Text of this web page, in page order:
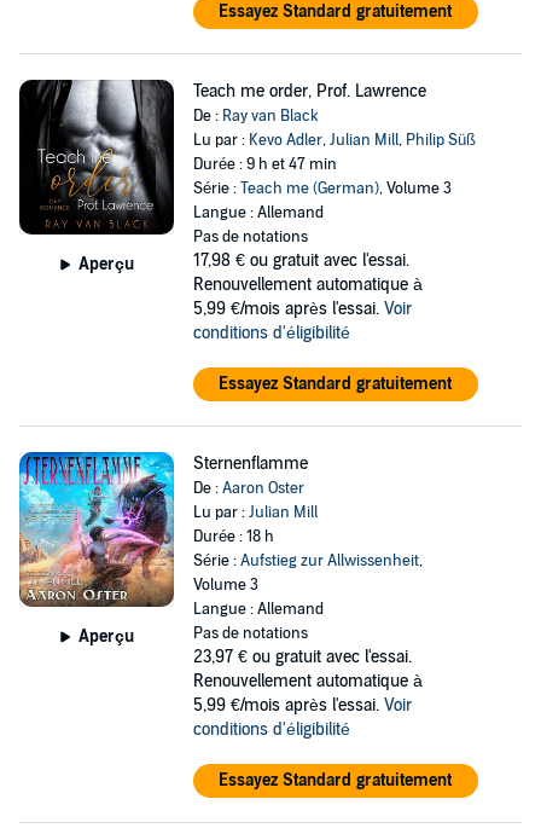
Essayez Standard gratuitement
Aperçu
Teach me order, Prof. Lawrence
De : Ray van Black
Lu par : Kevo Adler,Julian Mill, Philip Süß
Durée : 9 h et 47 min
Série :Teach me (German), Volume 3
Langue : Allemand
Pas de notations
17,98 € ou gratuit avec l'essai.
Renouvellement automatique à
5,99 €/mois après l'essai. Voir
conditions d'éligibilité
Essayez Standard gratuitement
Aperçu
Sternenflamme
De :Aaron Oster
Lu par :Julian Mill
Durée : 18 h
Série :Aufstieg zur Allwissenheit,
Volume 3
Langue : Allemand
Pas de notations
23,97 € ou gratuit avec l'essai.
Renouvellement automatique à
5,99 €/mois après l'essai. Voir
conditions d'éligibilité
Essayez Standard gratuitement